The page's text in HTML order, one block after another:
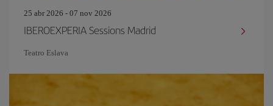
25 abr 2026 - 07 nov 2026
IBEROEXPERIA Sessions Madrid
Teatro Eslava